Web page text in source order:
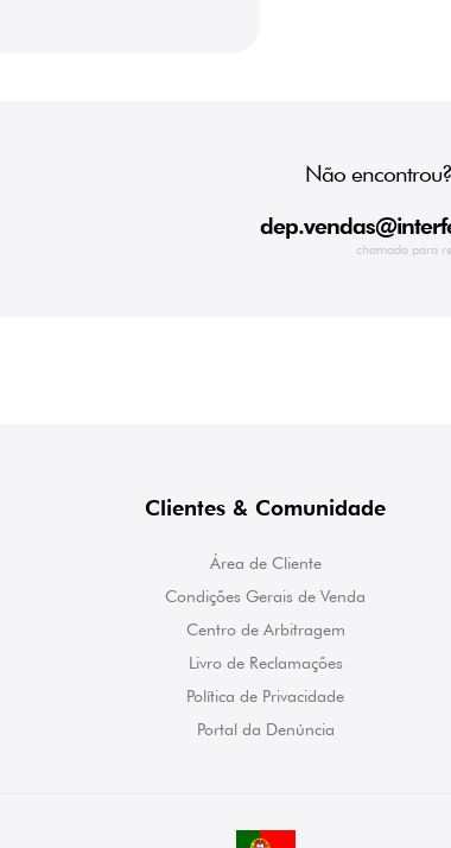
Não encontrou?
chamada para
Clientes & Comunidade
Área de Cliente
Condições Gerais de Venda
Centro de Arbitragem
Livro de Reclamações
Política de Privacidade
Portal da Denúncia